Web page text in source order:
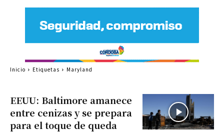
EEUU: Baltimore amanece
entre cenizas y se prepara
para el toque de queda
Inicio Etiquetas Maryland